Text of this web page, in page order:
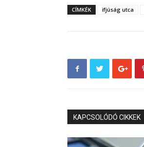
CÍMKÉK ifjúság utca
KAPCSOLÓDÓ CIKKEK